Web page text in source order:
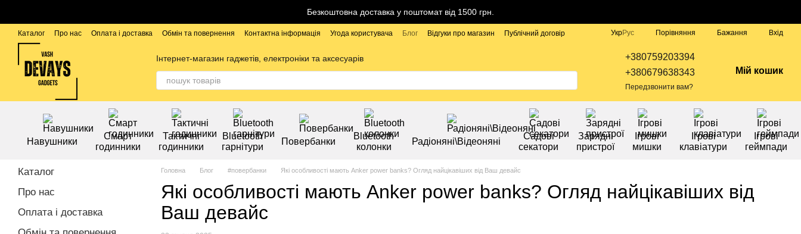
Безкоштовна доставка у поштомат від 1500 грн.
Каталог Про нас Оплата і доставка Обмін та повернення Контактна інформація Угода користувача Блог Відгуки про магазин
Публічний договір
Бренди
УкрРус Порівняння Бажання Вхід
Інтернет-магазин гаджетів, електроніки та аксесуарів
+380759203394
+380679638343
Передзвонити вам?
Мій кошик
Навушники
Смарт
годинники
Тактичні
годинники
Bluetooth
гарнітури
Повербанки
Bluetooth
колонки
Радіоняні\Відеоняні
Садові
секатори
Зарядні
пристрої
Ігрові
мишки
Ігрові
клавіатури
Ігрові
геймпади
Головна Блог #повербанки Які особливості мають Anker power banks? Огляд найцікавіших від Ваш девайс
Які особливості мають Anker power banks? Огляд найцікавіших від
Ваш девайс
Каталог
Про нас
Оплата і доставка